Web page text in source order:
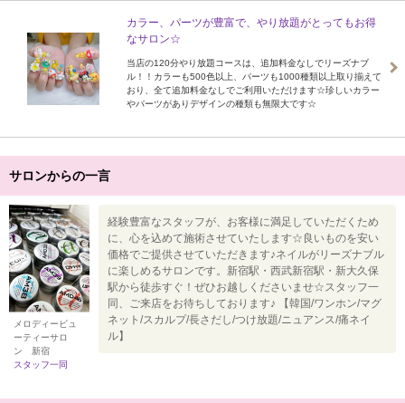
カラー、パーツが豊富で、やり放題がとってもお得
なサロン☆
当店の120分やり放題コースは、追加料金なしでリーズナブ
ル！！カラーも500色以上、パーツも1000種類以上取り揃えて
おり、全て追加料金なしでご利用いただけます☆珍しいカラー
やパーツがありデザインの種類も無限大です☆
サロンからの一言
メロディービュ
ーティーサロ
ン 新宿
スタッフ一同
経験豊富なスタッフが、お客様に満足していただくため
に、心を込めて施術させていたします☆良いものを安い
価格でご提供させていただきます♪ネイルがリーズナブル
に楽しめるサロンです。新宿駅・西武新宿駅・新大久保
駅から徒歩すぐ！ぜひお越しくださいませ☆スタッフ一
同、ご来店をお待ちしております♪ 【韓国/ワンホン/マグ
ネット/スカルプ/長さだし/つけ放題/ニュアンス/痛ネイ
ル】